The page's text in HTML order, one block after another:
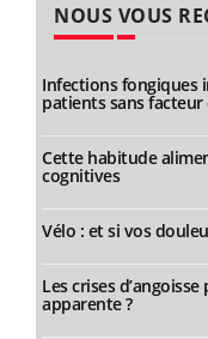
NOUS VOUS
Infections fongiques
patients sans facteur
Cette habitude
cognitives
Vélo : et si vos
Les crises
apparente ?